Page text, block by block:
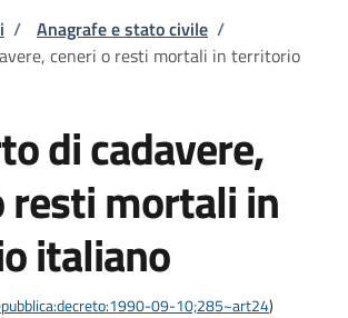
pane
/ Anagrafe e stato civile /
ceneri o resti mortali in territorio
di cadavere,
resti mortali in
italiano
09-10;285~art24)